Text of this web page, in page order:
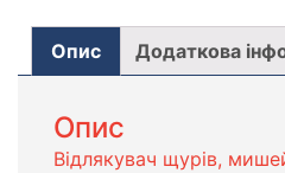
Опис Додаткова
Опис
Відлякувач щурів,